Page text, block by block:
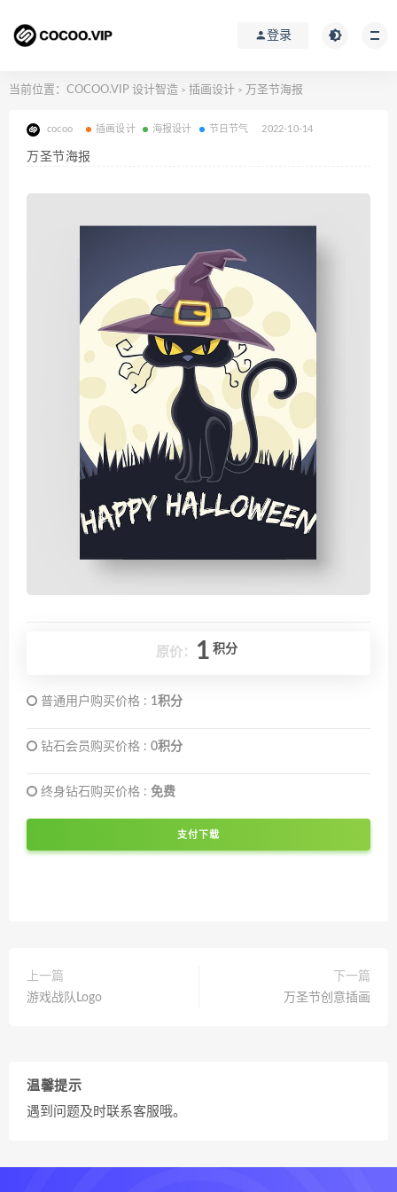
登录
当前位置： COCOO.VIP 设计智造 > 插画设计 > 万圣节海报
cocoo 插画设计 海报设计 节日节气 2022-10-14
万圣节海报
原价： 1 积分
普通用户购买价格 : 1积分
钻石会员购买价格 : 0积分
终身钻石购买价格 : 免费
支付下载
上一篇
游戏战队Logo
下一篇
万圣节创意插画
温馨提示
遇到问题及时联系客服哦。